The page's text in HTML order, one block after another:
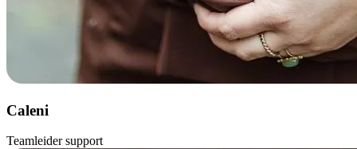
Caleni
Teamleider support